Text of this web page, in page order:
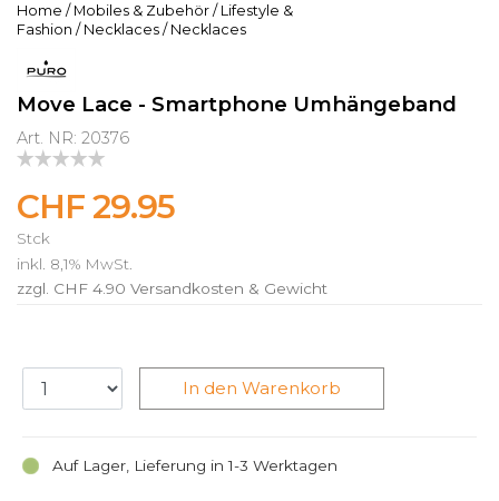
Home / Mobiles & Zubehör / Lifestyle &
Fashion / Necklaces / Necklaces
Move Lace - Smartphone Umhängeband
Art. NR: 20376
CHF 29.95
Stck
inkl. 8,1% MwSt.
zzgl. CHF 4.90 Versandkosten & Gewicht
Auf Lager, Lieferung in 1-3 Werktagen
In den Warenkorb